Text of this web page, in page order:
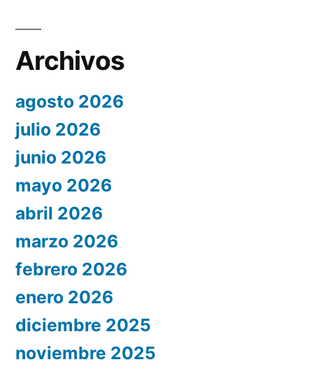
Archivos
agosto 2026
julio 2026
junio 2026
mayo 2026
abril 2026
marzo 2026
febrero 2026
enero 2026
diciembre 2025
noviembre 2025